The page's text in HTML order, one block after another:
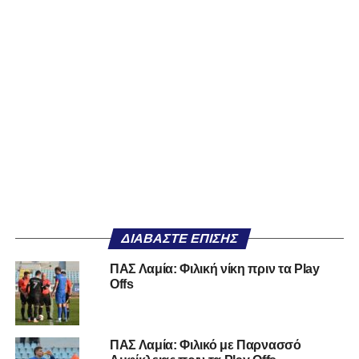
ΔΙΑΒΆΣΤΕ ΕΠΊΣΗΣ
ΠΑΣ Λαμία: Φιλική νίκη πριν τα Play
Offs
ΠΑΣ Λαμία: Φιλικό με Παρνασσό